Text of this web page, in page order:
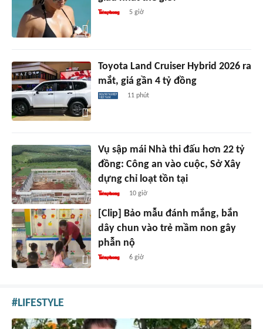
5 giờ
Toyota Land Cruiser Hybrid 2026 ra
mắt, giá gần 4 tỷ đồng
11 phút
Vụ sập mái Nhà thi đấu hơn 22 tỷ
đồng: Công an vào cuộc, Sở Xây
dựng chỉ loạt tồn tại
10 giờ
[Clip] Bảo mẫu đánh mắng, bắn
dây chun vào trẻ mầm non gây
phẫn nộ
6 giờ
LIFESTYLE